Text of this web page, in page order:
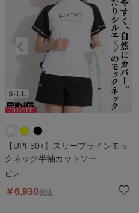
30%OFF
【UPF50+】スリーブラインモッ
クネック半袖カットソー
ピン
￥6,930税込
20%OFF